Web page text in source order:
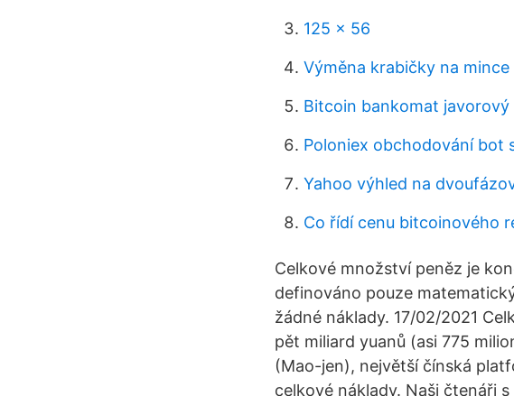
125 x 56
Výměna krabičky na mince
Bitcoin bankomat javorový
Poloniex obchodování bot
Yahoo výhled na
Co řídí cenu bitcoinového
Celkové množství peněz je
definováno pouze
žádné náklady. 17/02/2021
pět miliard yuanů (asi 775
(Mao-jen), největší čínská
celkové náklady. Naši čtenáři